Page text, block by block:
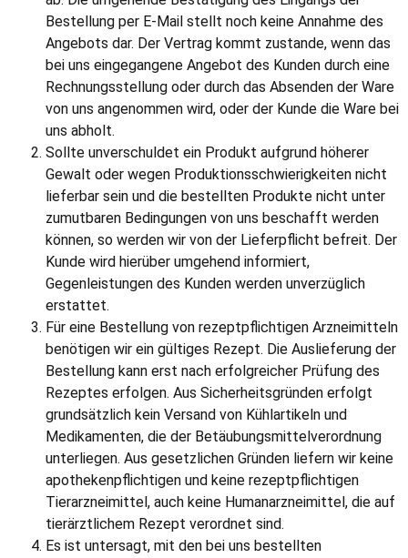
Bestellung per E-Mail stellt noch keine Annahme des
Angebots dar. Der Vertrag kommt zustande, wenn das
bei uns eingegangene Angebot des Kunden durch eine
Rechnungsstellung oder durch das Absenden der Ware
von uns angenommen wird, oder der Kunde die Ware bei
uns abholt.
Sollte unverschuldet ein Produkt aufgrund höherer
Gewalt oder wegen Produktionsschwierigkeiten nicht
lieferbar sein und die bestellten Produkte nicht unter
zumutbaren Bedingungen von uns beschafft werden
können, so werden wir von der Lieferpflicht befreit. Der
Kunde wird hierüber umgehend informiert,
Gegenleistungen des Kunden werden unverzüglich
erstattet.
Für eine Bestellung von rezeptpflichtigen Arzneimitteln
benötigen wir ein gültiges Rezept. Die Auslieferung der
Bestellung kann erst nach erfolgreicher Prüfung des
Rezeptes erfolgen. Aus Sicherheitsgründen erfolgt
grundsätzlich kein Versand von Kühlartikeln und
Medikamenten, die der Betäubungsmittelverordnung
unterliegen. Aus gesetzlichen Gründen liefern wir keine
apothekenpflichtigen und keine rezeptpflichtigen
Tierarzneimittel, auch keine Humanarzneimittel, die auf
tierärztlichem Rezept verordnet sind.
Es ist untersagt, mit den bei uns bestellten